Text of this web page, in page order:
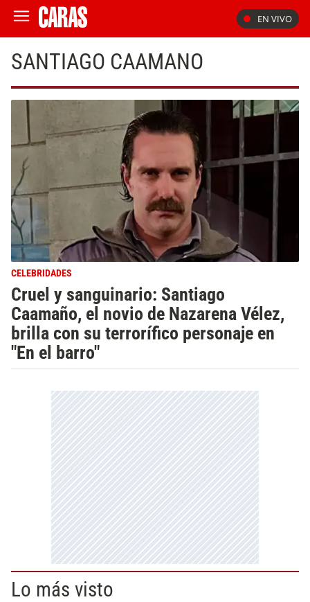
EN VIVO
SANTIAGO CAAMANO
CELEBRIDADES
Cruel y sanguinario: Santiago
Caamaño, el novio de Nazarena Vélez,
brilla con su terrorífico personaje en
"En el barro"
Lo más visto